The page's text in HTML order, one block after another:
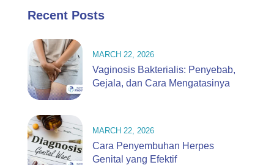
Recent Posts
MARCH 22, 2026
Vaginosis Bakterialis: Penyebab,
Gejala, dan Cara Mengatasinya
MARCH 22, 2026
Cara Penyembuhan Herpes
Genital yang Efektif